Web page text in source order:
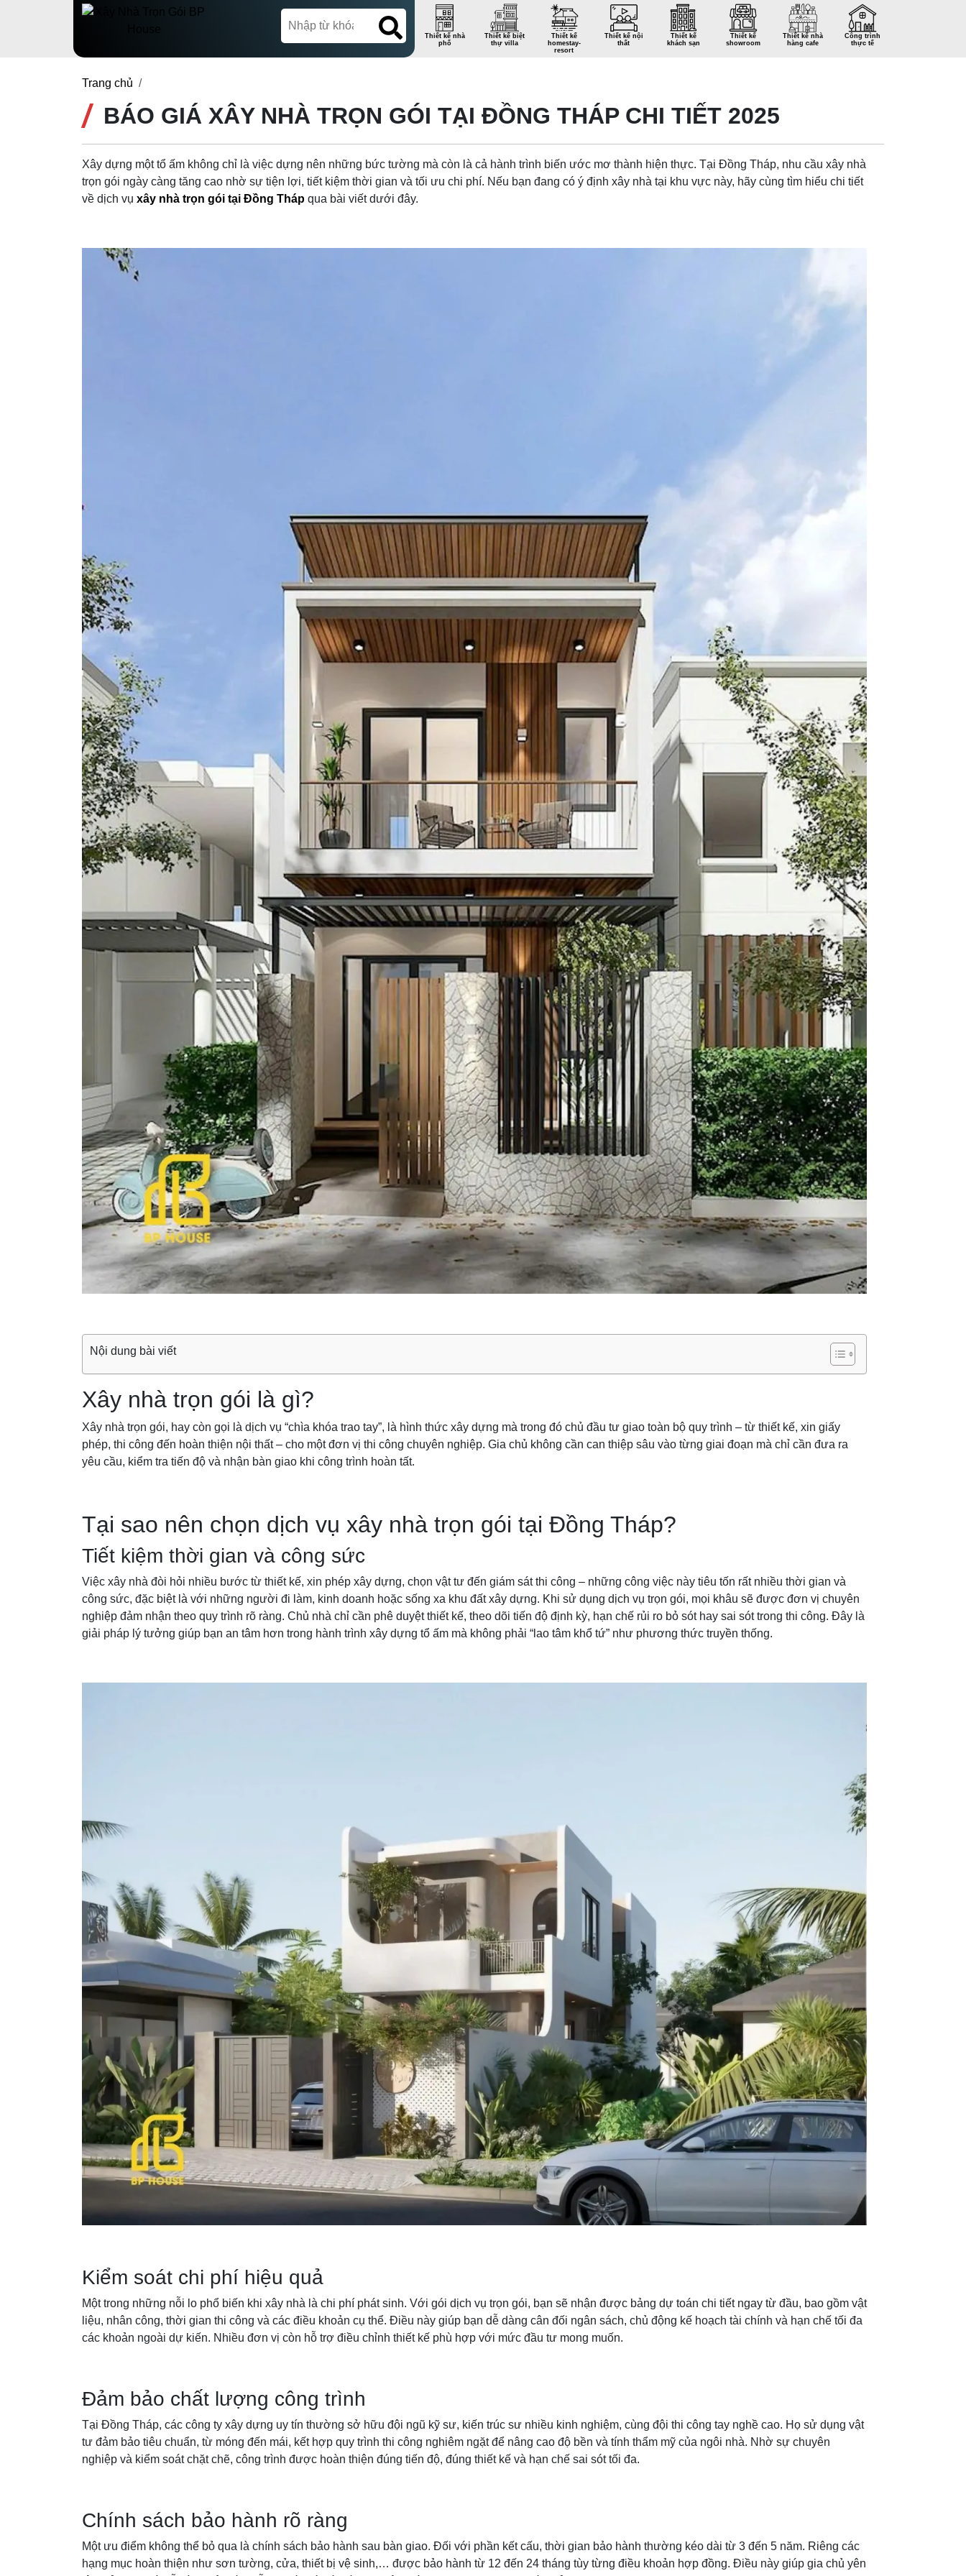
Thiết kế nhà
phố
Thiết kế biệt
thự villa
Thiết kế
homestay-
resort
Thiết kế nội
thất
Thiết kế
khách sạn
Thiết kế
showroom
Thiết kế nhà
hàng cafe
Công trình
thực tế
Trang chủ
BÁO GIÁ XÂY NHÀ TRỌN GÓI TẠI ĐỒNG THÁP CHI TIẾT 2025
Xây dựng một tổ ấm không chỉ là việc dựng nên những bức tường mà còn là cả hành trình biến ước mơ thành hiện thực. Tại Đồng Tháp, nhu cầu xây nhà
trọn gói ngày càng tăng cao nhờ sự tiện lợi, tiết kiệm thời gian và tối ưu chi phí. Nếu bạn đang có ý định xây nhà tại khu vực này, hãy cùng tìm hiểu chi tiết
về dịch vụ xây nhà trọn gói tại Đồng Tháp qua bài viết dưới đây.
Nội dung bài viết
Xây nhà trọn gói là gì?
Xây nhà trọn gói, hay còn gọi là dịch vụ “chìa khóa trao tay”, là hình thức xây dựng mà trong đó chủ đầu tư giao toàn bộ quy trình – từ thiết kế, xin giấy
phép, thi công đến hoàn thiện nội thất – cho một đơn vị thi công chuyên nghiệp. Gia chủ không cần can thiệp sâu vào từng giai đoạn mà chỉ cần đưa ra
yêu cầu, kiểm tra tiến độ và nhận bàn giao khi công trình hoàn tất.
Tại sao nên chọn dịch vụ xây nhà trọn gói tại Đồng Tháp?
Tiết kiệm thời gian và công sức
Việc xây nhà đòi hỏi nhiều bước từ thiết kế, xin phép xây dựng, chọn vật tư đến giám sát thi công – những công việc này tiêu tốn rất nhiều thời gian và
công sức, đặc biệt là với những người đi làm, kinh doanh hoặc sống xa khu đất xây dựng. Khi sử dụng dịch vụ trọn gói, mọi khâu sẽ được đơn vị chuyên
nghiệp đảm nhận theo quy trình rõ ràng. Chủ nhà chỉ cần phê duyệt thiết kế, theo dõi tiến độ định kỳ, hạn chế rủi ro bỏ sót hay sai sót trong thi công. Đây là
giải pháp lý tưởng giúp bạn an tâm hơn trong hành trình xây dựng tổ ấm mà không phải “lao tâm khổ tứ” như phương thức truyền thống.
Kiểm soát chi phí hiệu quả
Một trong những nỗi lo phổ biến khi xây nhà là chi phí phát sinh. Với gói dịch vụ trọn gói, bạn sẽ nhận được bảng dự toán chi tiết ngay từ đầu, bao gồm vật
liệu, nhân công, thời gian thi công và các điều khoản cụ thể. Điều này giúp bạn dễ dàng cân đối ngân sách, chủ động kế hoạch tài chính và hạn chế tối đa
các khoản ngoài dự kiến. Nhiều đơn vị còn hỗ trợ điều chỉnh thiết kế phù hợp với mức đầu tư mong muốn.
Đảm bảo chất lượng công trình
Tại Đồng Tháp, các công ty xây dựng uy tín thường sở hữu đội ngũ kỹ sư, kiến trúc sư nhiều kinh nghiệm, cùng đội thi công tay nghề cao. Họ sử dụng vật
tư đảm bảo tiêu chuẩn, từ móng đến mái, kết hợp quy trình thi công nghiêm ngặt để nâng cao độ bền và tính thẩm mỹ của ngôi nhà. Nhờ sự chuyên
nghiệp và kiểm soát chặt chẽ, công trình được hoàn thiện đúng tiến độ, đúng thiết kế và hạn chế sai sót tối đa.
Chính sách bảo hành rõ ràng
Một ưu điểm không thể bỏ qua là chính sách bảo hành sau bàn giao. Đối với phần kết cấu, thời gian bảo hành thường kéo dài từ 3 đến 5 năm. Riêng các
hạng mục hoàn thiện như sơn tường, cửa, thiết bị vệ sinh,… được bảo hành từ 12 đến 24 tháng tùy từng điều khoản hợp đồng. Điều này giúp gia chủ yên